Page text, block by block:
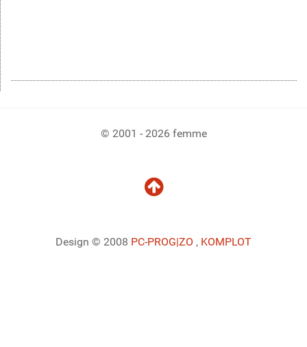
© 2001 - 2026 femme
Design © 2008 PC-PROG|ZO , KOMPLOT